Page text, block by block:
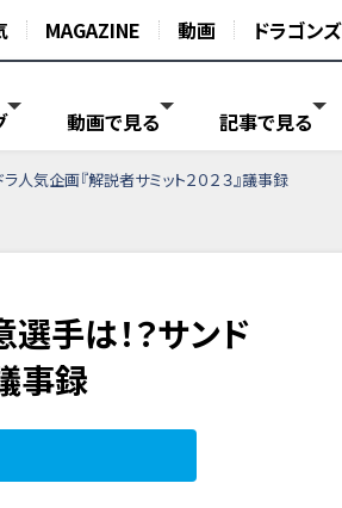
MAGAZINE 動画 ドラゴンズ
動画で見る 記事で見る
気企画『解説者サミット２０２３』議事録
手は！？サンド
事録